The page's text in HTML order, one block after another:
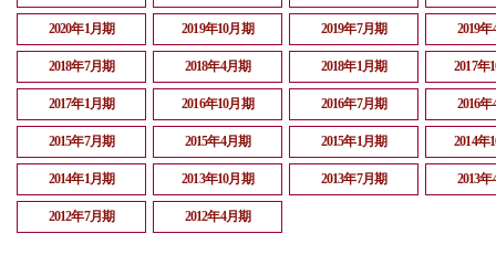
2020年1月期 2019年10月期 2019年7月期 2019
2018年7月期 2018年4月期 2018年1月期 2017年
2017年1月期 2016年10月期 2016年7月期 2016
2015年7月期 2015年4月期 2015年1月期 2014年
2014年1月期 2013年10月期 2013年7月期 2013
2012年7月期 2012年4月期